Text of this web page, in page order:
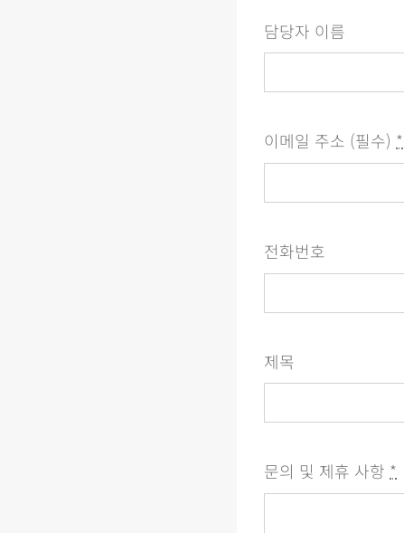
담당자 이름
이메일 주소 (필수) *
전화번호
제목
문의 및 제휴 사항 *